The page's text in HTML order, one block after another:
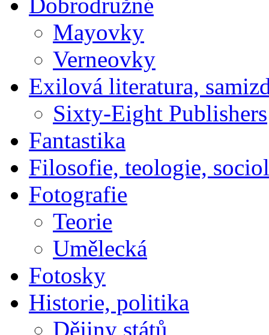
Mayovky
Verneovky
Exilová literatura,
Sixty-Eight Publishers
Fantastika
Filosofie, teologie,
Fotografie
Teorie
Umělecká
Fotosky
Historie, politika
Dějiny států